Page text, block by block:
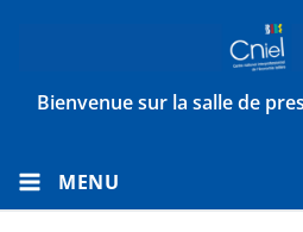
Bienvenue sur la salle de
MENU